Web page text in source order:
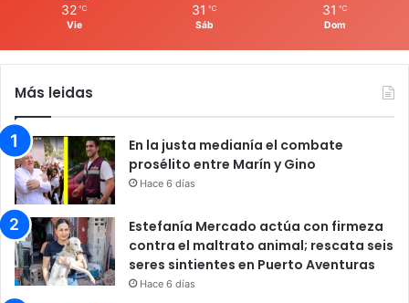
32 ℃
Vie
31 ℃
Sáb
31 ℃
Dom
Más leidas
En la justa medianía el combate
prosélito entre Marín y Gino
Hace 6 días
Estefanía Mercado actúa con firmeza
contra el maltrato animal; rescata seis
seres sintientes en Puerto Aventuras
Hace 6 días